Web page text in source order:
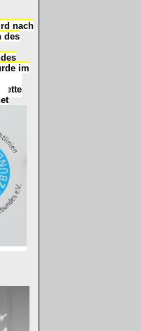
nach
des
im